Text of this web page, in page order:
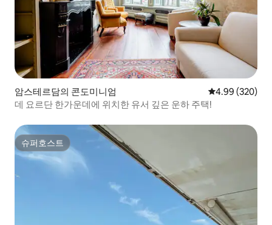
암스테르담의 콘도미니엄 평점 4.99점(5
4.99 (320)
데 요르단 한가운데에 위치한 유서 깊은 운하 주택!
슈퍼호스트
슈퍼호스트